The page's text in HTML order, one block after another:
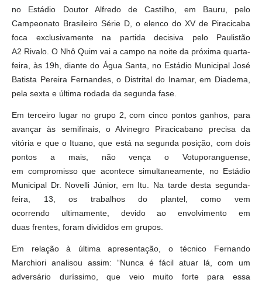
no Estádio Doutor Alfredo de Castilho, em Bauru, pelo
Campeonato Brasileiro Série D, o elenco do XV de Piracicaba
foca exclusivamente na partida decisiva pelo Paulistão
A2 Rivalo. O Nhô Quim vai a campo na noite da próxima quarta-
feira, às 19h, diante do Água Santa, no Estádio Municipal José
Batista Pereira Fernandes, o Distrital do Inamar, em Diadema,
pela sexta e última rodada da segunda fase.
Em terceiro lugar no grupo 2, com cinco pontos ganhos, para
avançar às semifinais, o Alvinegro Piracicabano precisa da
vitória e que o Ituano, que está na segunda posição, com dois
pontos a mais, não vença o Votuporanguense,
em compromisso que acontece simultaneamente, no Estádio
Municipal Dr. Novelli Júnior, em Itu. Na tarde desta segunda-
feira, 13, os trabalhos do plantel, como vem
ocorrendo ultimamente, devido ao envolvimento em
duas frentes, foram divididos em grupos.
Em relação à última apresentação, o técnico Fernando
Marchiori analisou assim: “Nunca é fácil atuar lá, com um
adversário duríssimo, que veio muito forte para essa